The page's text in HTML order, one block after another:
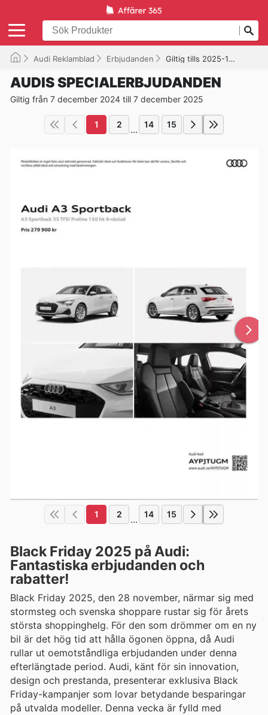
Audi Reklamblad Erbjudanden Giltig tills 2025-12-07
AUDIS SPECIALERBJUDANDEN
Giltig från 7 december 2024 till 7 december 2025
1 2 ... 14 15
1 2 ... 14 15
Black Friday 2025 på Audi:
Fantastiska erbjudanden och
rabatter!
Black Friday 2025, den 28 november, närmar sig med
stormsteg och svenska shoppare rustar sig för årets
största shoppinghelg. För den som drömmer om en ny
bil är det hög tid att hålla ögonen öppna, då Audi
rullar ut oemotståndliga erbjudanden under denna
efterlängtade period. Audi, känt för sin innovation,
design och prestanda, presenterar exklusiva Black
Friday-kampanjer som lovar betydande besparingar
på utvalda modeller. Denna vecka är fylld med